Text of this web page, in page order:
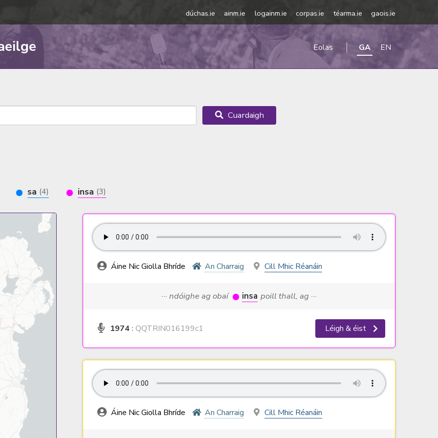
dúchas.ie ainm.ie logainm.ie corpas.ie téarma.ie gaois.ie
Eolas GA EN
Cuardaigh
sa (4) insa (3)
Áine Nic Giolla Bhríde An Charraig Cill Mhic Réanáin
··· ndóighe ag obaí insa poill thall, ag ···
1974 : QQTRIN016199c1 Léigh & éist
Áine Nic Giolla Bhríde An Charraig Cill Mhic Réanáin